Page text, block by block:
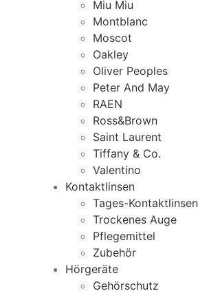
Miu Miu
Montblanc
Moscot
Oakley
Oliver Peoples
Peter And May
RAEN
Ross&Brown
Saint Laurent
Tiffany & Co.
Valentino
Kontaktlinsen
Tages-Kontaktlinsen
Trockenes Auge
Pflegemittel
Zubehör
Hörgeräte
Gehörschutz